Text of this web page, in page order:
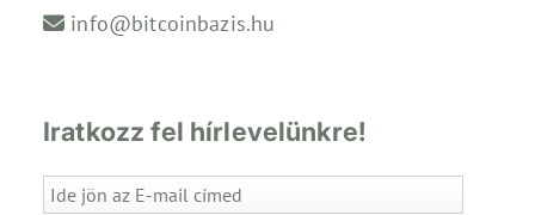
info@bitcoinbazis.hu
Iratkozz fel hírlevelünkre!